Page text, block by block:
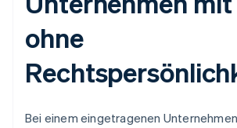
ohne
Bei einem eingetragenen